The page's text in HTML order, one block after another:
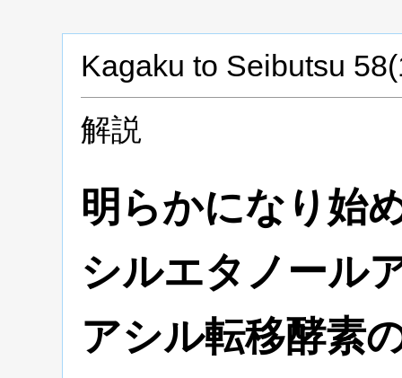
Kagaku to Seibutsu
解説
明らかになり始
シルエタノール
アシル転移酵素